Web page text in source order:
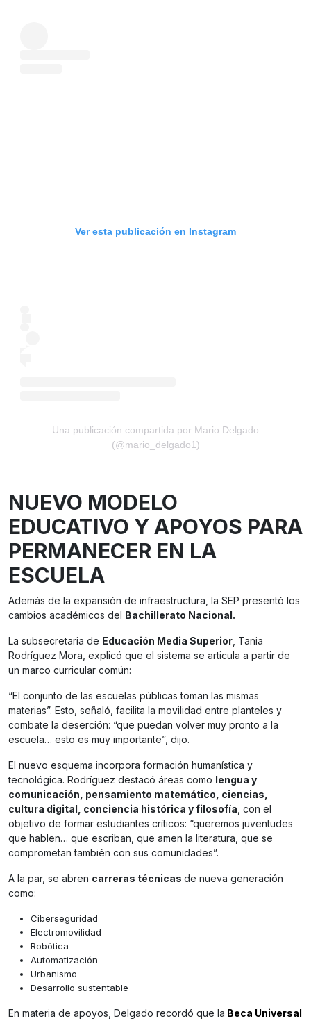
Ver esta publicación en Instagram
Una publicación compartida por Mario Delgado
(@mario_delgado1)
NUEVO MODELO
EDUCATIVO Y APOYOS PARA
PERMANECER EN LA
ESCUELA
Además de la expansión de infraestructura, la SEP presentó los
cambios académicos del Bachillerato Nacional.
La subsecretaria de Educación Media Superior , Tania
Rodríguez Mora, explicó que el sistema se articula a partir de
un marco curricular común:
“El conjunto de las escuelas públicas toman las mismas
materias”. Esto, señaló, facilita la movilidad entre planteles y
combate la deserción: “que puedan volver muy pronto a la
escuela… esto es muy importante”, dijo.
El nuevo esquema incorpora formación humanística y
tecnológica. Rodríguez destacó áreas como lengua y
comunicación, pensamiento matemático, ciencias,
cultura digital, conciencia histórica y filosofía , con el
objetivo de formar estudiantes críticos: “queremos juventudes
que hablen… que escriban, que amen la literatura, que se
comprometan también con sus comunidades”.
A la par, se abren carreras técnicas de nueva generación
como:
Ciberseguridad
Electromovilidad
Robótica
Automatización
Urbanismo
Desarrollo sustentable
En materia de apoyos, Delgado recordó que la Beca Universal